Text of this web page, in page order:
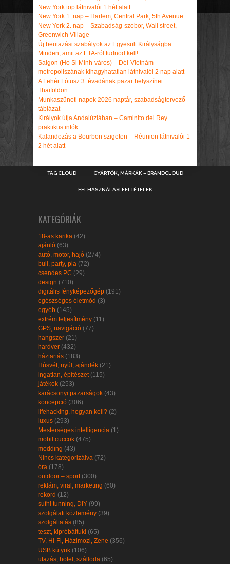
New York top látnivalói 1 hét alatt
New York 1. nap – Harlem, Central Park, 5th Avenue
New York 2. nap – Szabadság-szobor, Wall street,
Greenwich Village
Új beutazási szabályok az Egyesült Királyságba:
Minden, amit az ETA-ról tudnod kell!
Saigon (Ho Si Minh-város) – Dél-Vietnám
metropoliszának kihagyhatatlan látnivalói 2 nap alatt
A Fehér Lótusz 3. évadának pazar helyszínei
Thaiföldön
Munkaszüneti napok 2026 naptár, szabadságtervező
táblázat
Királyok útja Andalúziában – Caminito del Rey
praktikus infók
Kalandozás a Bourbon szigeten – Réunion látnivalói 1-
2 hét alatt
TAG CLOUD GYÁRTÓK, MÁRKÁK – BRANDCLOUD
FELHASZNÁLÁSI FELTÉTELEK
KATEGÓRIÁK
18-as karika (42)
ajánló (63)
autó, motor, hajó (274)
buli, party, pia (72)
csendes PC (29)
design (710)
digitális fényképezőgép (191)
egészséges életmód (3)
egyéb (145)
extrém teljesítmény (11)
GPS, navigáció (77)
hangszer (21)
hardver (432)
háztartás (183)
Húsvét, nyúl, ajándék (21)
ingatlan, építészet (115)
játékok (253)
karácsonyi pazarságok (43)
koncepció (306)
lifehacking, hogyan kell? (2)
luxus (293)
Mesterséges intelligencia (1)
mobil cuccok (475)
modding (43)
Nincs kategorizálva (72)
óra (178)
outdoor – sport (300)
reklám, viral, marketing (60)
rekord (12)
sufni tunning, DIY (99)
szolgálati közlemény (39)
szolgáltatás (85)
teszt, kipróbáltuk! (65)
TV, Hi-Fi, Házimozi, Zene (356)
USB kütyük (106)
utazás, hotel, szálloda (65)